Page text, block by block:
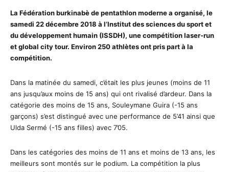
La Fédération burkinabè de pentathlon moderne a organisé, le
samedi 22 décembre 2018 à l’Institut des sciences du sport et
du développement humain (ISSDH), une compétition laser-run
et global city tour. Environ 250 athlètes ont pris part à la
compétition.
Dans la matinée du samedi, c’était les plus jeunes (moins de 11
ans jusqu’aux moins de 15 ans) qui ont rivalisé d’ardeur. Dans la
catégorie des moins de 15 ans, Souleymane Guira (-15 ans
garçons) s’est distingué avec une performance de 5’41 ainsi que
Ulda Sermé (-15 ans filles) avec 7’05.
Dans les catégories des moins de 11 ans et moins de 13 ans, les
meilleurs sont montés sur le podium. La compétition la plus